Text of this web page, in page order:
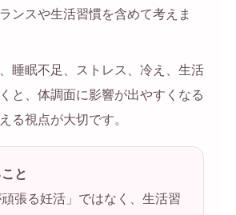
ンスや生活習慣を含めて考えま
睡眠不足、ストレス、冷え、生活
と、体調面に影響が出やすくなる
る視点が大切です。
と
頑張る妊活」ではなく、生活習